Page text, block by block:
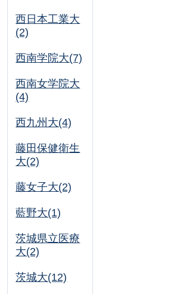
西日本工業大
(2)
西南学院大(7)
西南女学院大
(4)
西九州大(4)
藤田保健衛生
大(2)
藤女子大(2)
藍野大(1)
茨城県立医療
大(2)
茨城大(12)